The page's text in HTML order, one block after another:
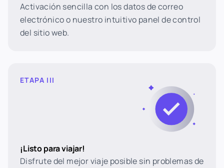
Activación sencilla con los datos de correo
electrónico o nuestro intuitivo panel de control
del sitio web.
ETAPA III
¡Listo para viajar!
Disfrute del mejor viaje posible sin problemas de